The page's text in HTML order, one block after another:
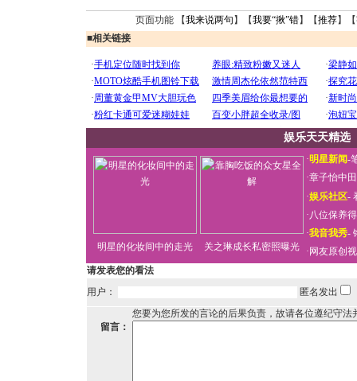
页面功能 【我来说两句 】【我要“揪”错】【推荐】
■相关链接
娱乐天天精选
明星的化妆间中的走光 关之琳成长私密照曝光
·明星新闻-
·章子怡中
·娱乐社区-
·八位保养
·我音我秀-
· 网友原创
请发表您的看法
用户：
匿名发出
您要为您所发的言论的后果负责，故请各位遵纪守法
留言：